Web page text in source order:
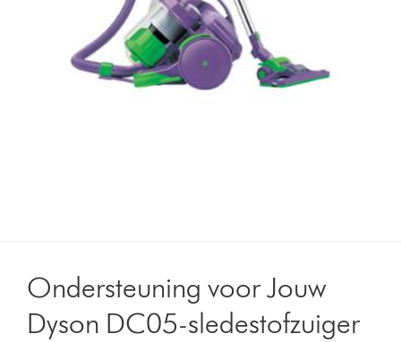
Ondersteuning voor Jouw
Dyson DC05-sledestofzuiger